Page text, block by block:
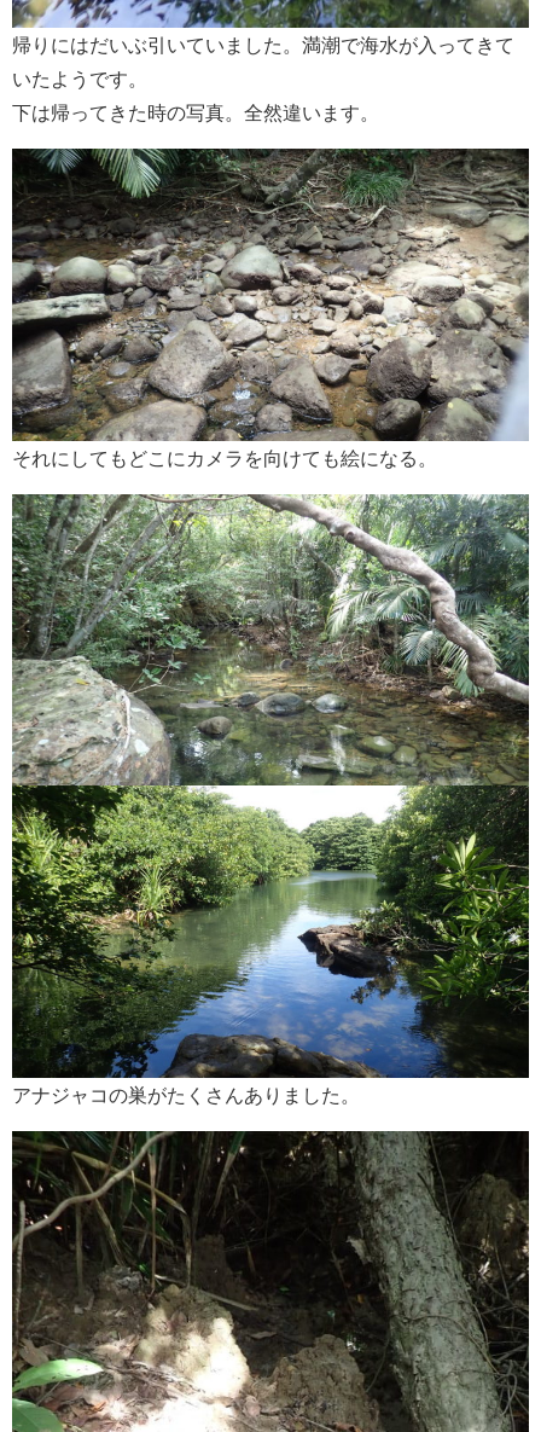
帰りにはだいぶ引いていました。満潮で海水が入ってきて
いたようです。
下は帰ってきた時の写真。全然違います。
それにしてもどこにカメラを向けても絵になる。
アナジャコの巣がたくさんありました。